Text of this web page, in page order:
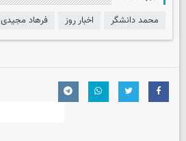
محمد دانشگر اخبار روز فرهاد مجیدی